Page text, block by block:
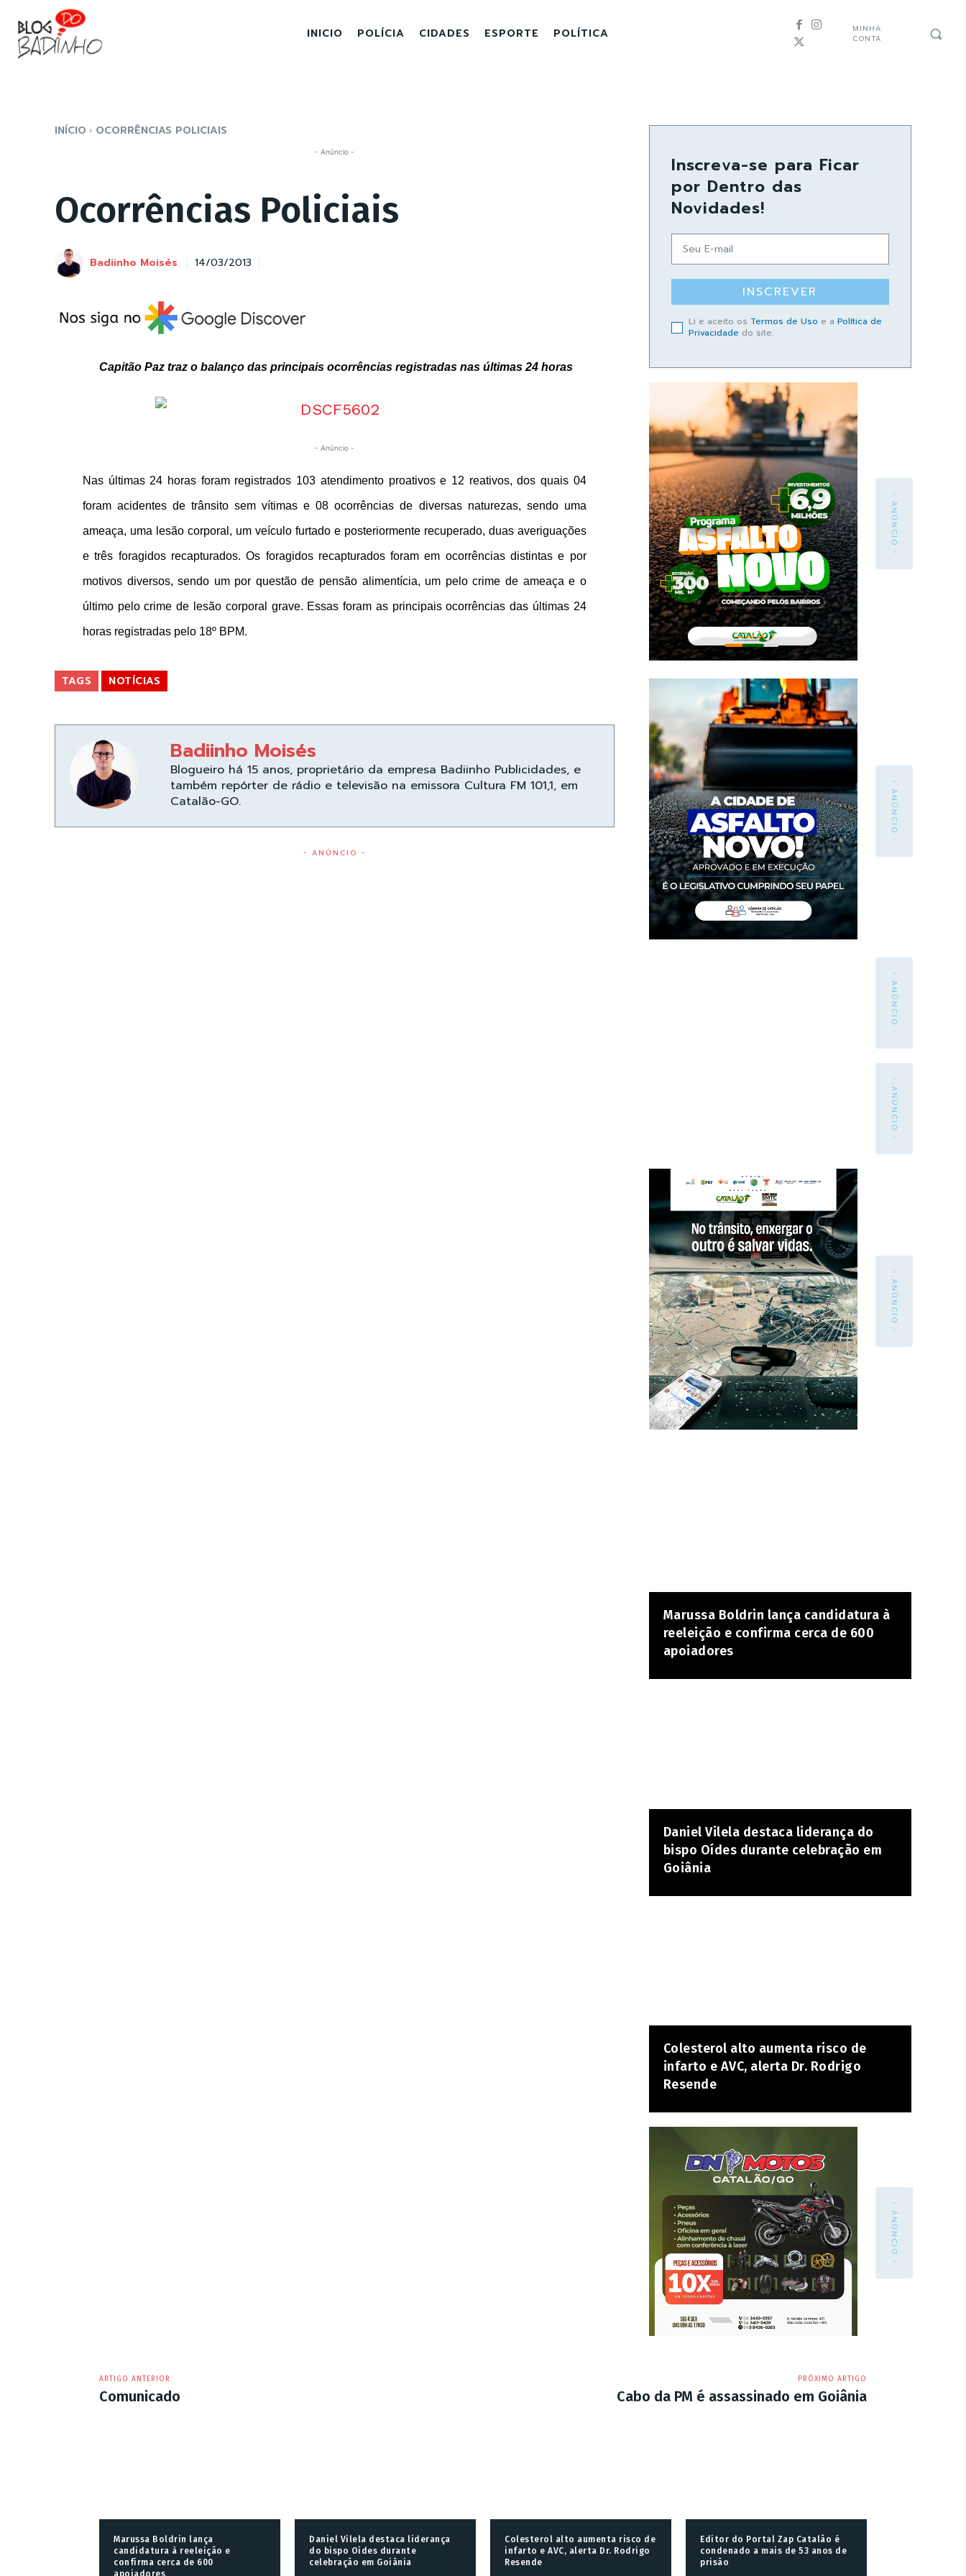
INICIO POLÍCIA CIDADES ESPORTE POLÍTICA
MINHA
CONTA
INÍCIO OCORRÊNCIAS POLICIAIS
- Anúncio -
Ocorrências Policiais
Badiinho Moisés 14/03/2013
Capitão Paz traz o balanço das principais ocorrências registradas nas últimas 24 horas
- Anúncio -
Nas últimas 24 horas foram registrados 103 atendimento proativos e 12 reativos, dos quais 04
foram acidentes de trânsito sem vítimas e 08 ocorrências de diversas naturezas, sendo uma
ameaça, uma lesão corporal, um veículo furtado e posteriormente recuperado, duas averiguações
e três foragidos recapturados. Os foragidos recapturados foram em ocorrências distintas e por
motivos diversos, sendo um por questão de pensão alimentícia, um pelo crime de ameaça e o
último pelo crime de lesão corporal grave. Essas foram as principais ocorrências das últimas 24
horas registradas pelo 18º BPM.
TAGS NOTÍCIAS
Badiinho Moisés
Blogueiro há 15 anos, proprietário da empresa Badiinho Publicidades, e
também repórter de rádio e televisão na emissora Cultura FM 101,1, em
Catalão-GO.
- ANÚNCIO -
Inscreva-se para Ficar
por Dentro das
Novidades!
INSCREVER
Li e aceito os Termos de Uso e a Política de
Privacidade do site.
- ANÚNCIO -
- ANÚNCIO -
- ANÚNCIO -
- ANÚNCIO -
- ANÚNCIO -
Marussa Boldrin lança candidatura à
reeleição e confirma cerca de 600
apoiadores
Daniel Vilela destaca liderança do
bispo Oídes durante celebração em
Goiânia
Colesterol alto aumenta risco de
infarto e AVC, alerta Dr. Rodrigo
Resende
- ANÚNCIO -
ARTIGO ANTERIOR
Comunicado
PRÓXIMO ARTIGO
Cabo da PM é assassinado em Goiânia
Marussa Boldrin lança
candidatura à reeleição e
confirma cerca de 600
apoiadores
Daniel Vilela destaca liderança
do bispo Oídes durante
celebração em Goiânia
Colesterol alto aumenta risco de
infarto e AVC, alerta Dr. Rodrigo
Resende
Editor do Portal Zap Catalão é
condenado a mais de 53 anos de
prisão